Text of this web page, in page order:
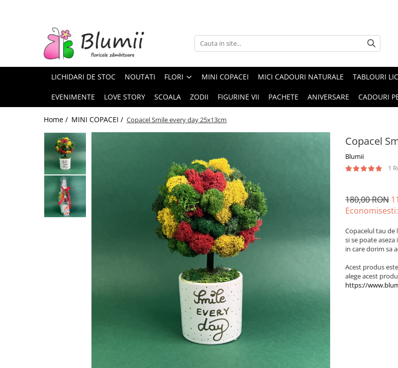
FLORI NATURALE
BUCHETE
ARANJAMENTE
INAPOI LA SCOALA
FLORI CRIOGENATE
LICHIDARI DE STOC NOUTATI FLORI MINI COPACEI MICI CADOURI NATURALE TABLOURI
EVENIMENTE LOVE STORY SCOALA ZODII FIGURINE VII PACHETE ANIVERSARE CADOURI
Home / MINI COPACEI / Copacel Smile every day 25x13cm
Copacel
Blumii
1
180,00 RON
Economisesti:
Copacelul tau de
si se poate
in care dorim sa
Acest produs
alege acest
https://